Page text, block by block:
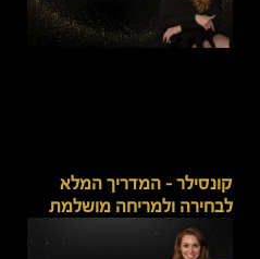
קונסילר – המדריך המלא
לבחירה ולמריחה מושלמת